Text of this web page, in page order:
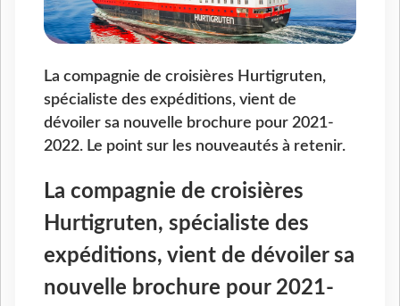
La compagnie de croisières Hurtigruten,
spécialiste des expéditions, vient de
dévoiler sa nouvelle brochure pour 2021-
2022. Le point sur les nouveautés à retenir.
La compagnie de croisières
Hurtigruten, spécialiste des
expéditions, vient de dévoiler sa
nouvelle brochure pour 2021-